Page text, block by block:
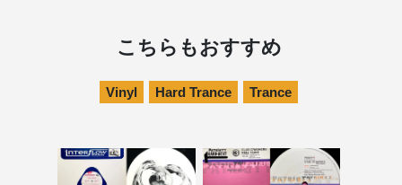
こちらもおすすめ
Vinyl Hard Trance Trance